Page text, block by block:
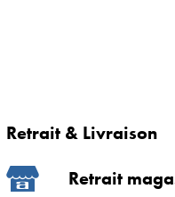
Retrait & Livraison
Retrait